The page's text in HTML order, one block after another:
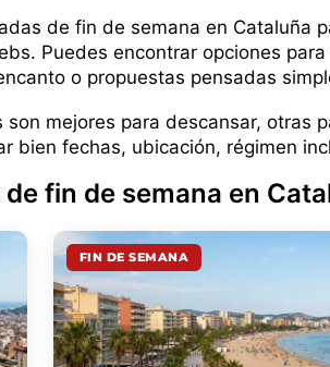
de fin de semana en Cataluña
Puedes encontrar opciones
o propuestas pensadas
mejores para descansar, otras
bien fechas, ubicación, régimen
fin de semana en
FIN DE SEMANA